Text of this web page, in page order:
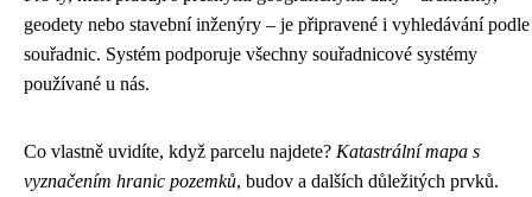
geodety nebo stavební inženýry – je připravené i vyhledávání podle
souřadnic. Systém podporuje všechny souřadnicové systémy
používané u nás.
Co vlastně uvidíte, když parcelu najdete? Katastrální mapa s
vyznačením hranic pozemků, budov a dalších důležitých prvků.